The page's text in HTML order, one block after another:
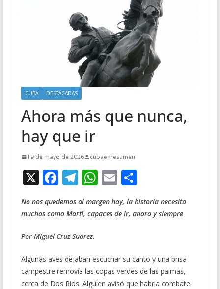
CUBA DESTACADAS
Ahora más que nunca,
hay que ir
19 de mayo de 2026 cubaenresumen
X F
ac
e
o
o
k
T
el
e
a
m
W
at
p
p
E
m
ai
C
o
m
ti
r
No nos quedemos al margen hoy, la historia necesita
muchos como Martí, capaces de ir, ahora y siempre
Por Miguel Cruz Suárez.
Algunas aves dejaban escuchar su canto y una brisa
campestre removía las copas verdes de las palmas,
cerca de Dos Ríos. Alguien avisó que habría combate.